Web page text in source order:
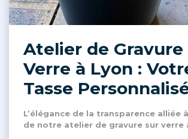
Atelier de Gravure
Verre à Lyon :
Tasse
L’élégance de la transparence alliée
de notre atelier de gravure sur verre